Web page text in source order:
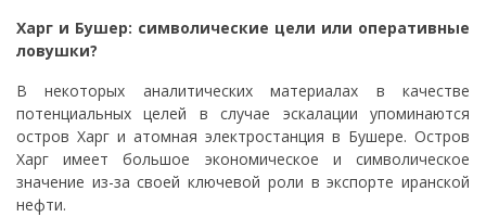
Харг и Бушер: символические цели или оперативные
ловушки?
В некоторых аналитических материалах в качестве
потенциальных целей в случае эскалации упоминаются
остров Харг и атомная электростанция в Бушере. Остров
Харг имеет большое экономическое и символическое
значение из-за своей ключевой роли в экспорте иранской
нефти.